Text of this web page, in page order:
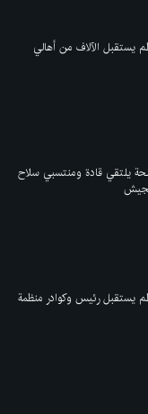
يستقبل الآلاف من أهالي
يلتقي قادة ومنتسبي سلاح
يستقبل رئيس وكوادر منظمة